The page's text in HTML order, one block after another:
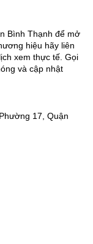
Bình Thạnh để mở
hiệu hãy liên
xem thực tế. Gọi
và cập nhật
17, Quận